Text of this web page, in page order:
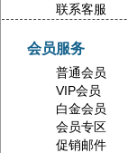
联系客服
会员服务
普通会员
VIP会员
白金会员
会员专区
促销邮件